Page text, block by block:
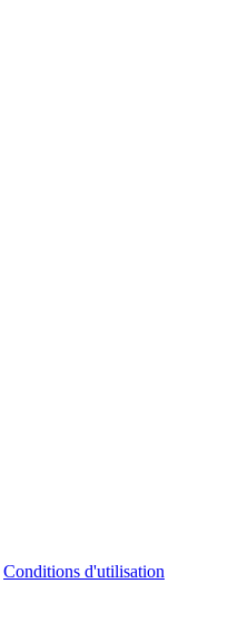
Conditions d'utilisation